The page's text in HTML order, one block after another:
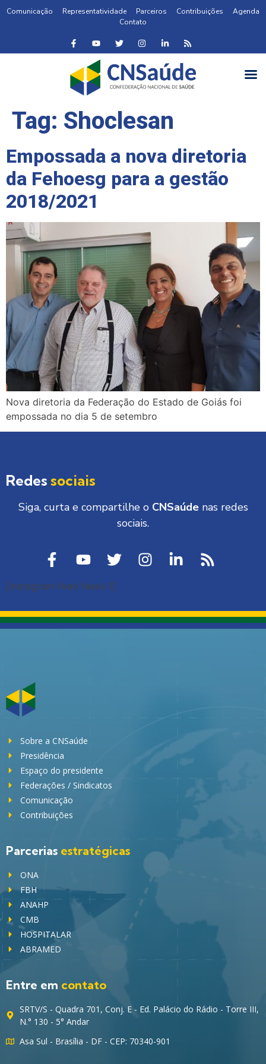
Comunicação Representatividade Parceiros Contribuições
Agenda
Contato
Tag: Shoclesan
Empossada a nova diretoria
da Fehoesg para a gestão
2018/2021
Nova diretoria da Federação do Estado de Goiás foi
empossada no dia 5 de setembro
Redes sociais
Siga, curta e compartilhe o CNSaúdenas redes
sociais.
[instagram-feed feed=1]
Sobre a CNSaúde
Presidência
Espaço do presidente
Federações / Sindicatos
Comunicação
Contribuições
Parcerias estratégicas
ONA
FBH
ANAHP
CMB
HOSPITALAR
ABRAMED
Entre em contato
SRTV/S - Quadra 701, Conj. E - Ed. Palácio do Rádio - Torre III,
N.° 130 - 5° Andar
Asa Sul - Brasília - DF - CEP: 70340-901